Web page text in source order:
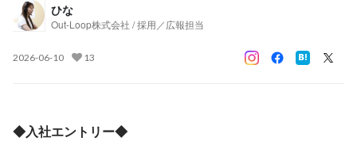
ひな
Out-Loop株式会社 / 採用／広報担当
2026-06-10 13
◆入社エントリー◆